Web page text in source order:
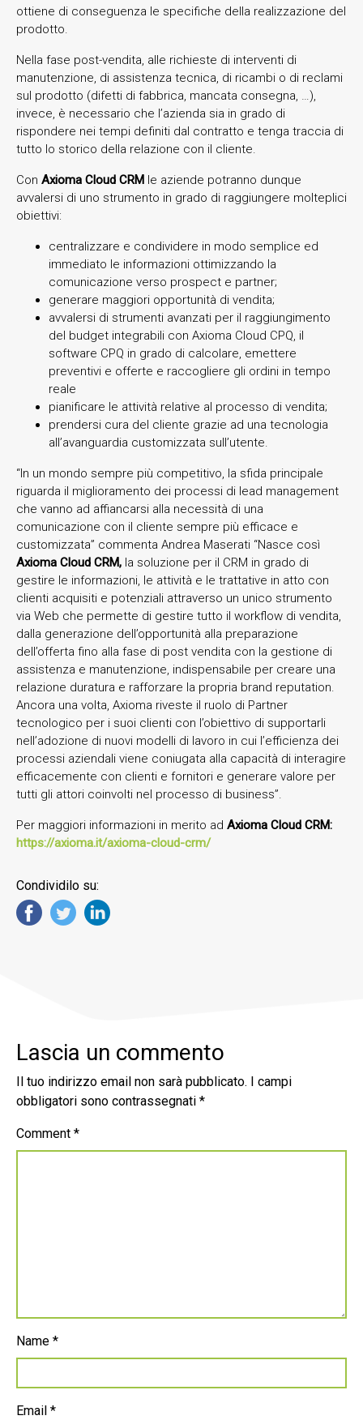
ottiene di conseguenza le specifiche della realizzazione del
prodotto.
Nella fase post-vendita, alle richieste di interventi di
manutenzione, di assistenza tecnica, di ricambi o di reclami
sul prodotto (difetti di fabbrica, mancata consegna, …),
invece, è necessario che l’azienda sia in grado di
rispondere nei tempi definiti dal contratto e tenga traccia di
tutto lo storico della relazione con il cliente.
Con Axioma Cloud CRM le aziende potranno dunque
avvalersi di uno strumento in grado di raggiungere molteplici
obiettivi:
centralizzare e condividere in modo semplice ed
immediato le informazioni ottimizzando la
comunicazione verso prospect e partner;
generare maggiori opportunità di vendita;
avvalersi di strumenti avanzati per il raggiungimento
del budget integrabili con Axioma Cloud CPQ, il
software CPQ in grado di calcolare, emettere
preventivi e offerte e raccogliere gli ordini in tempo
reale
pianificare le attività relative al processo di vendita;
prendersi cura del cliente grazie ad una tecnologia
all’avanguardia customizzata sull’utente.
“In un mondo sempre più competitivo, la sfida principale
riguarda il miglioramento dei processi di lead management
che vanno ad affiancarsi alla necessità di una
comunicazione con il cliente sempre più efficace e
customizzata” commenta Andrea Maserati “Nasce così
Axioma Cloud CRM, la soluzione per il CRM in grado di
gestire le informazioni, le attività e le trattative in atto con
clienti acquisiti e potenziali attraverso un unico strumento
via Web che permette di gestire tutto il workflow di vendita,
dalla generazione dell’opportunità alla preparazione
dell’offerta fino alla fase di post vendita con la gestione di
assistenza e manutenzione, indispensabile per creare una
relazione duratura e rafforzare la propria brand reputation.
Ancora una volta, Axioma riveste il ruolo di Partner
tecnologico per i suoi clienti con l’obiettivo di supportarli
nell’adozione di nuovi modelli di lavoro in cui l’efficienza dei
processi aziendali viene coniugata alla capacità di interagire
efficacemente con clienti e fornitori e generare valore per
tutti gli attori coinvolti nel processo di business”.
Per maggiori informazioni in merito ad Axioma Cloud CRM:
https://axioma.it/axioma-cloud-crm/
Condividilo su:
Lascia un commento
Il tuo indirizzo email non sarà pubblicato.
I campi
obbligatori sono contrassegnati *
Comment *
Name *
Email *